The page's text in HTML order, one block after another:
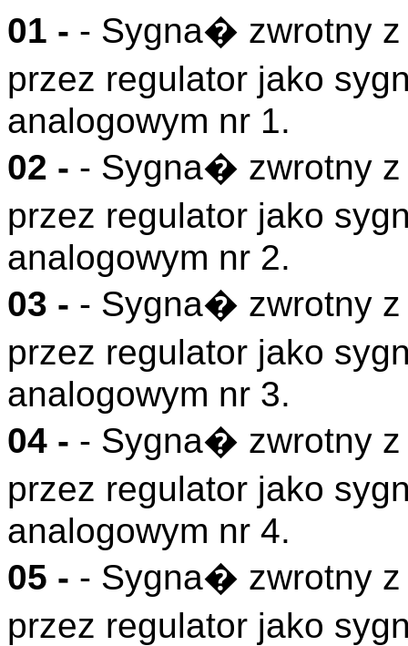
01 - - Sygna� zwrotny z
przez regulator jako
analogowym nr 1.
02 - - Sygna� zwrotny z
przez regulator jako
analogowym nr 2.
03 - - Sygna� zwrotny z
przez regulator jako
analogowym nr 3.
04 - - Sygna� zwrotny z
przez regulator jako
analogowym nr 4.
05 - - Sygna� zwrotny z
przez regulator jako